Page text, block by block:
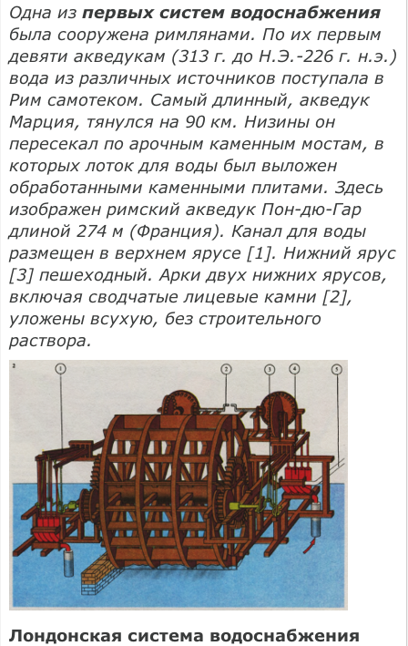
Одна из первых систем водоснабже­ния
была сооружена римлянами. По их первым
девяти акве­дукам (313 г. до Н.Э.-226 г. н.э.)
вода из различных источников поступала в
Рим самотеком. Самый длинный, акве­дук
Марция, тянулся на 90 км. Низины он
пересекал по арочным каменным мостам, в
которых лоток для воды был выложен
обработанными каменными плитами. Здесь
изображен римский акведук Пон-дю-Гар
длиной 274 м (Франция). Канал для воды
раз­мещен в верхнем ярусе [1]. Нижний ярус
[3] пешеходный. Арки двух нижних ярусов,
включая сводчатые лицевые камни [2],
уложены всухую, без строительного
раствора.
Лондонская система водоснабжения